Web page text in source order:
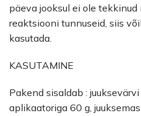
päeva jooksul ei ole
reaktsiooni tunnuseid, siis
kasutada.
KASUTAMINE
Pakend sisaldab :
aplikaatoriga 60 g,